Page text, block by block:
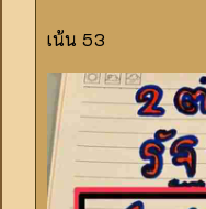
เน้น 53